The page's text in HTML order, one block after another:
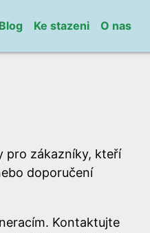
Blog Ke stazeni O nas
pro zákazníky, kteří
doporučení
Kontaktujte